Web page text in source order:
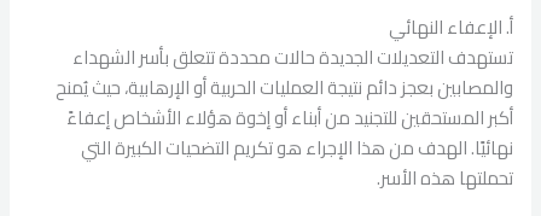
أ. الإعفاء النهائي
تستهدف التعديلات الجديدة حالات محددة تتعلق بأسر الشهداء
والمصابين بعجز دائم نتيجة العمليات الحربية أو الإرهابية، حيث يُمنح
أكبر المستحقين للتجنيد من أبناء أو إخوة هؤلاء الأشخاص إعفاءً
نهائيًا. الهدف من هذا الإجراء هو تكريم التضحيات الكبيرة التي
تحملتها هذه الأسر.